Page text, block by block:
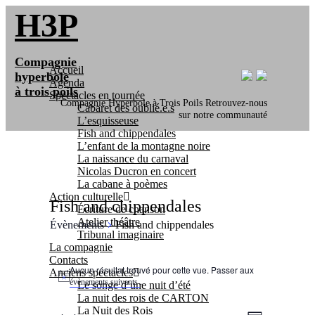
main
H3P
Compagnie
hyperbole
à trois poils
Compagnie Hyperbole à Trois Poils Retrouvez-nous
sur notre communauté
Menu
Accueil
Agenda
Spectacles en tournée
Cabaret des oublié.e.s
L’esquisseuse
Fish and chippendales
L’enfant de la montagne noire
La naissance du carnaval
Nicolas Ducron en concert
La cabane à poèmes
Action culturelle
Écriture de chanson
Atelier théâtre
Tribunal imaginaire
La compagnie
Contacts
Anciens spectacles
Le songe d’une nuit d’été
La nuit des rois de CARTON
La Nuit des Rois
Fish and chippendales
Évènements Fish and chippendales
Évènements
Notice
Aucun résultat trouvé pour cette vue. Passer aux
évènements suivants.